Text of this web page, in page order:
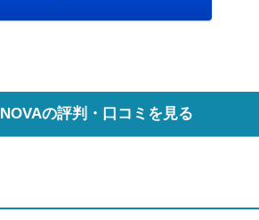
NOVAの評判・口コミを見る